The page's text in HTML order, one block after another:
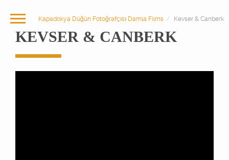
Kapadokya Düğün Fotoğrafçısı Damla Films Kevser & Canberk
KEVSER & CANBERK